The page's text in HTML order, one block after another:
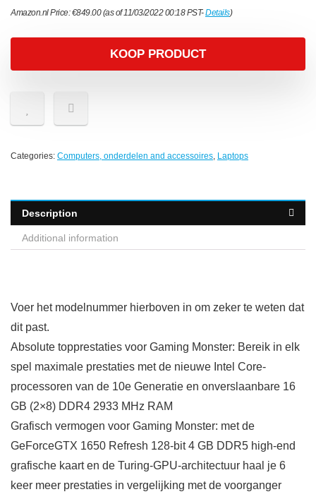
Amazon.nl Price:€849.00(as of 11/03/2022 00:18 PST-Details)
KOOP PRODUCT
Categories: Computers, onderdelen and accessoires, Laptops
Description
Additional information
Voer het modelnummer hierboven in om zeker te weten dat
dit past.
Absolute topprestaties voor Gaming Monster: Bereik in elk
spel maximale prestaties met de nieuwe Intel Core-
processoren van de 10e Generatie en onverslaanbare 16
GB (2×8) DDR4 2933 MHz RAM
Grafisch vermogen voor Gaming Monster: met de
GeForceGTX 1650 Refresh 128-bit 4 GB DDR5 high-end
grafische kaart en de Turing-GPU-architectuur haal je 6
keer meer prestaties in vergelijking met de voorganger